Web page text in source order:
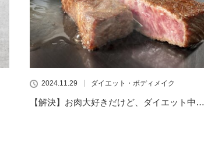
2024.11.29 ダイエット・ボディメイク
【解決】お肉大好きだけど、ダイエット中…